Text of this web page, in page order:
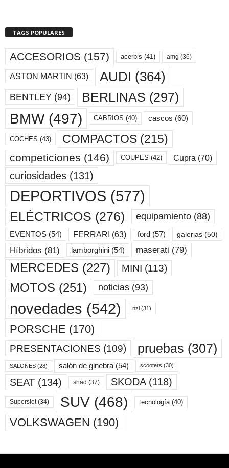
TAGS POPULARES
ACCESORIOS (157) acerbis (41) amg (36)
ASTON MARTIN (63) AUDI (364)
BENTLEY (94) BERLINAS (297)
BMW(497) CABRIOS (40) cascos (60)
COCHES (43) COMPACTOS (215)
competiciones (146) COUPES (42) Cupra (70)
curiosidades (131)
DEPORTIVOS (577)
ELÉCTRICOS (276) equipamiento (88)
EVENTOS (54) FERRARI (63) ford (57) galerias (50)
Híbridos (81) lamborghini (54) maserati (79)
MERCEDES (227) MINI (113)
MOTOS (251) noticias (93)
novedades (542) nzi (31)
PORSCHE (170)
PRESENTACIONES (109) pruebas (307)
SALONES (28) salón de ginebra (54) scooters (30)
SEAT (134) shad (37) SKODA(118)
Superslot(34) SUV (468) tecnología (40)
VOLKSWAGEN (190)